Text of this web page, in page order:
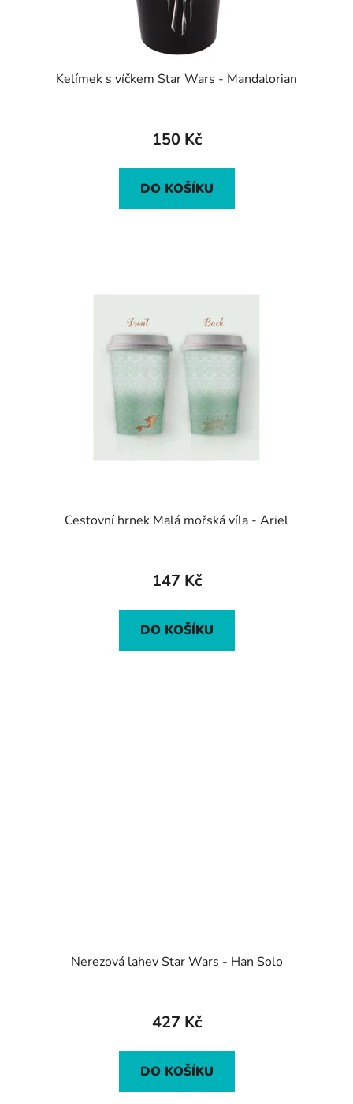
Kelímek s víčkem Star Wars - Mandalorian
150 Kč
DO KOŠÍKU
Cestovní hrnek Malá mořská víla - Ariel
147 Kč
DO KOŠÍKU
Nerezová lahev Star Wars - Han Solo
427 Kč
DO KOŠÍKU